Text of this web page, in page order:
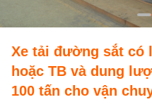
Xe tải đường sắt có
hoặc TB và dung
100 tấn cho vận